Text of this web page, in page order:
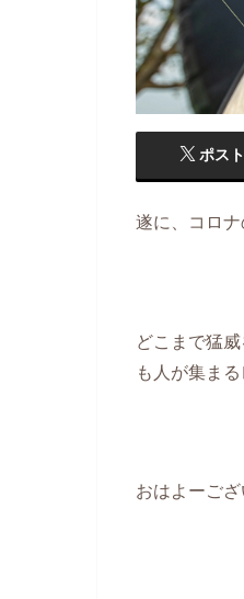
ポスト
遂に、コロナ
どこまで猛
も人が集ま
おはよーご